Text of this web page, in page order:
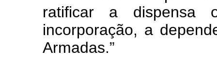
ratificar a dispensa
incorporação, a
Armadas.”